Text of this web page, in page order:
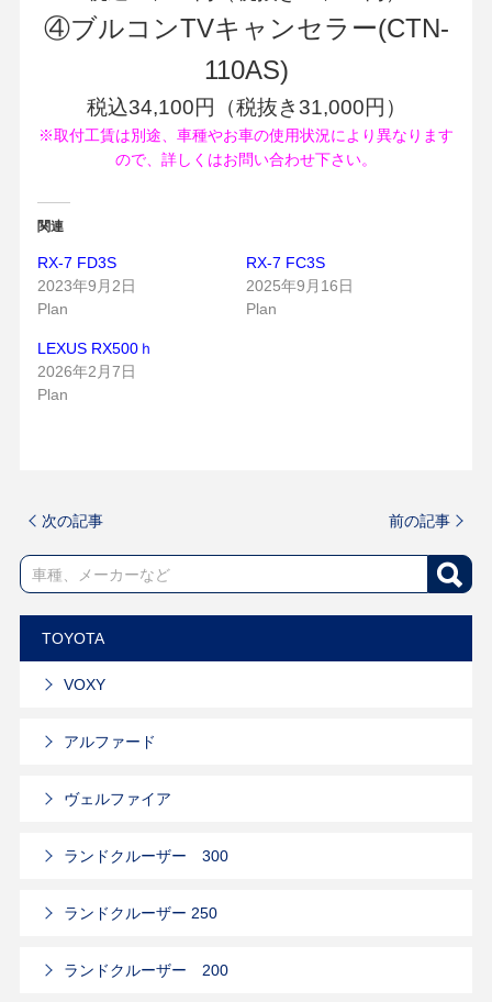
④ブルコンTVキャンセラー(CTN-
110AS)
税込34,100円（税抜き31,000円）
※取付工賃は別途、車種やお車の使用状況により異なります
ので、詳しくはお問い合わせ下さい。
関連
RX-7 FD3S
2023年9月2日
Plan
RX-7 FC3S
2025年9月16日
Plan
LEXUS RX500ｈ
2026年2月7日
Plan
次の記事 前の記事
TOYOTA
VOXY
アルファード
ヴェルファイア
ランドクルーザー 300
ランドクルーザー 250
ランドクルーザー 200